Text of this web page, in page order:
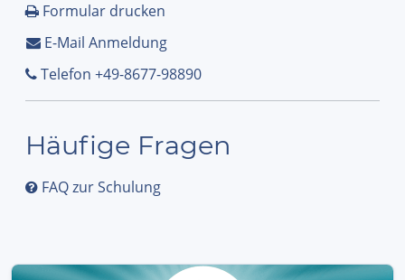
Formular drucken
E-Mail Anmeldung
Telefon +49-8677-98890
Häufige Fragen
FAQ zur Schulung